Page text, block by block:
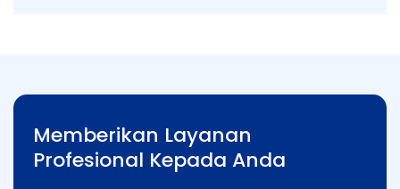
Memberikan Layanan
Profesional Kepada Anda